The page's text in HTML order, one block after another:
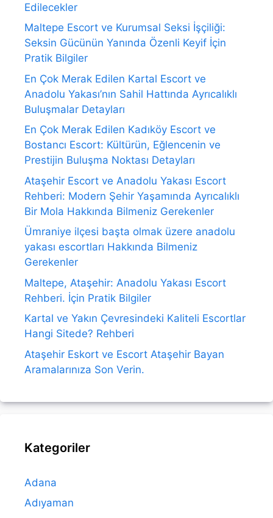
Edilecekler
Maltepe Escort ve Kurumsal Seksi İşçiliği:
Seksin Gücünün Yanında Özenli Keyif İçin
Pratik Bilgiler
En Çok Merak Edilen Kartal Escort ve
Anadolu Yakası’nın Sahil Hattında Ayrıcalıklı
Buluşmalar Detayları
En Çok Merak Edilen Kadıköy Escort ve
Bostancı Escort: Kültürün, Eğlencenin ve
Prestijin Buluşma Noktası Detayları
Ataşehir Escort ve Anadolu Yakası Escort
Rehberi: Modern Şehir Yaşamında Ayrıcalıklı
Bir Mola Hakkında Bilmeniz Gerekenler
Ümraniye ilçesi başta olmak üzere anadolu
yakası escortları Hakkında Bilmeniz
Gerekenler
Maltepe, Ataşehir: Anadolu Yakası Escort
Rehberi. İçin Pratik Bilgiler
Kartal ve Yakın Çevresindeki Kaliteli Escortlar
Hangi Sitede? Rehberi
Ataşehir Eskort ve Escort Ataşehir Bayan
Aramalarınıza Son Verin.
Kategoriler
Adana
Adıyaman